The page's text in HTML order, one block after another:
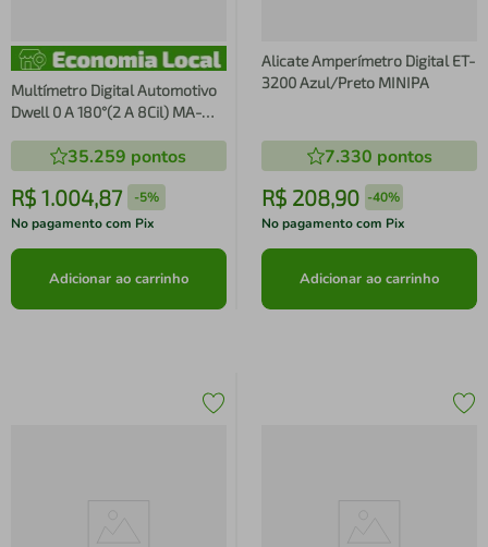
Multímetro Digital Automotivo
Dwell 0 A 180°(2 A 8Cil) MA-
35.259 pontos
R$ 1.004,87 -5%
No pagamento com Pix
Adicionar ao carrinho
Alicate Amperímetro Digital ET-
3200 Azul/Preto MINIPA
7.330 pontos
R$ 208,90 -40%
No pagamento com Pix
Adicionar ao carrinho